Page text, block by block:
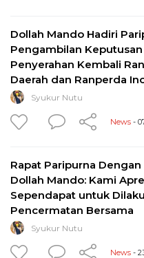
Dollah Mando Hadiri
Pengambilan
Penyerahan Kembali
Daerah dan Ranperda
Syukur Nutu
News -
Rapat Paripurna Dengan
Dollah Mando: Kami
Sependapat untuk
Pencermatan Bersama
Syukur Nutu
News -